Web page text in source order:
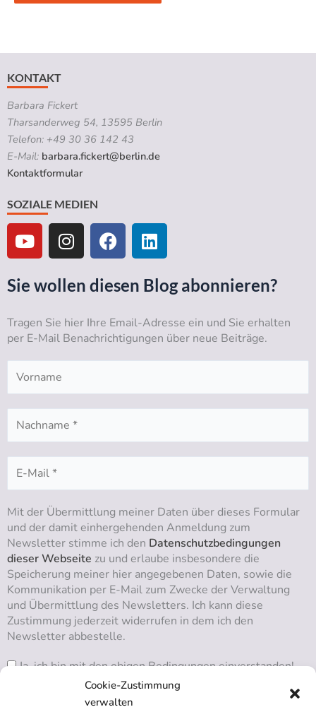
Cookie-Zustimmung
verwalten
KONTAKT
Barbara Fickert
Tharsanderweg 54, 13595 Berlin
Telefon: +49 30 36 142 43
E-Mail: barbara.fickert@berlin.de
Kontaktformular
SOZIALE MEDIEN
Y
o
u
t
u
e
I
n
s
t
a
g
r
a
m
F
a
c
e
b
o
o
k
L
i
n
k
e
d
i
n
Sie wollen diesen Blog abonnieren?
Tragen Sie hier Ihre Email-Adresse ein und Sie erhalten
per E-Mail Benachrichtigungen über neue Beiträge.
Mit der Übermittlung meiner Daten über dieses Formular
und der damit einhergehenden Anmeldung zum
Newsletter stimme ich den Datenschutzbedingungen
dieser Webseite zu und erlaube insbesondere die
Speicherung meiner hier angegebenen Daten, sowie die
Kommunikation per E-Mail zum Zwecke der Verwaltung
und Übermittlung des Newsletters. Ich kann diese
Zustimmung jederzeit widerrufen in dem ich den
Newsletter abbestelle.
Ja, ich bin mit den obigen Bedingungen einverstanden!